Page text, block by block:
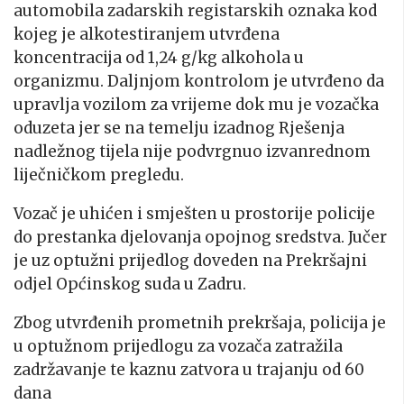
automobila zadarskih registarskih oznaka kod
kojeg je alkotestiranjem utvrđena
koncentracija od 1,24 g/kg alkohola u
organizmu. Daljnjom kontrolom je utvrđeno da
upravlja vozilom za vrijeme dok mu je vozačka
oduzeta jer se na temelju izadnog Rješenja
nadležnog tijela nije podvrgnuo izvanrednom
liječničkom pregledu.
Vozač je uhićen i smješten u prostorije policije
do prestanka djelovanja opojnog sredstva. Jučer
je uz optužni prijedlog doveden na Prekršajni
odjel Općinskog suda u Zadru.
Zbog utvrđenih prometnih prekršaja, policija je
u optužnom prijedlogu za vozača zatražila
zadržavanje te kaznu zatvora u trajanju od 60
dana